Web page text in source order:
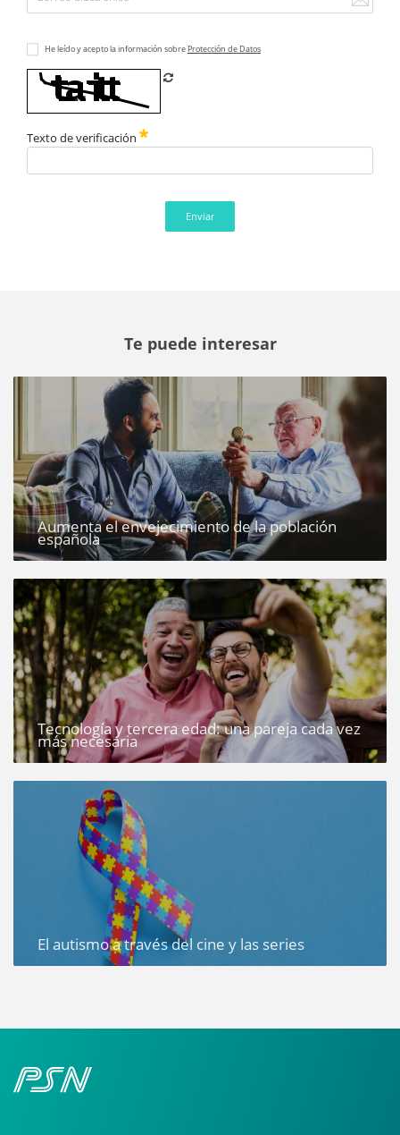
He leído y acepto la información sobre Protección de Datos
Texto de verificación
Enviar
Te puede interesar
Aumenta el envejecimiento de la población
española
Tecnología y tercera edad: una pareja cada vez
más necesaria
El autismo a través del cine y las series